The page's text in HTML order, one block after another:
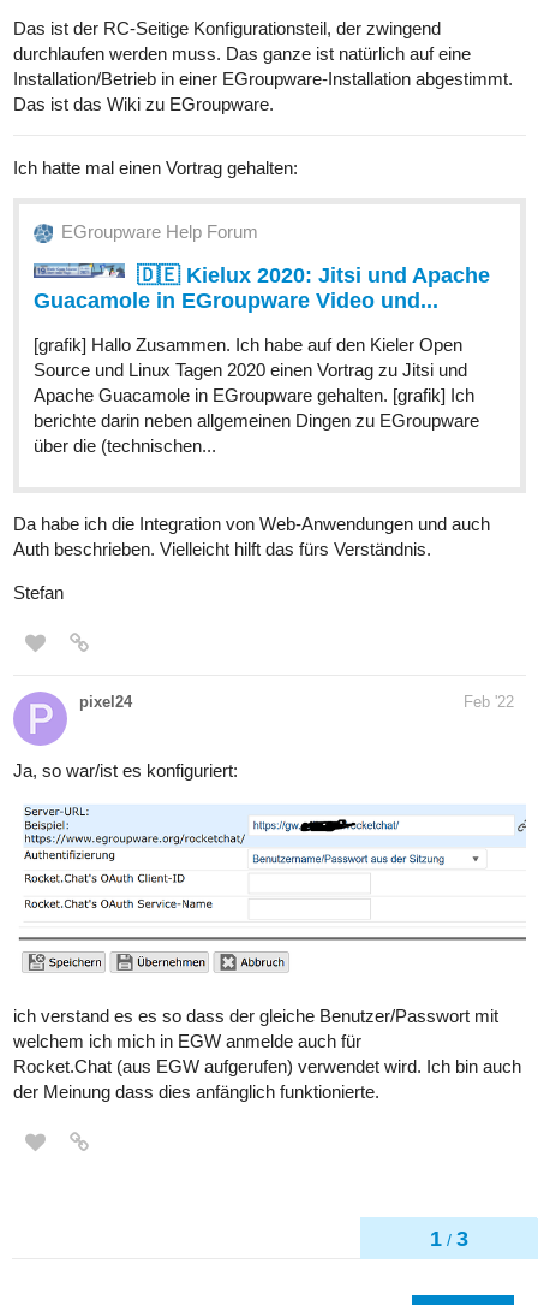
1 / 3
Das ist der RC-Seitige Konfigurationsteil, der zwingend
durchlaufen werden muss. Das ganze ist natürlich auf eine
Installation/Betrieb in einer EGroupware-Installation abgestimmt.
Das ist das Wiki zu EGroupware.
Ich hatte mal einen Vortrag gehalten:
EGroupware Help Forum
🇩🇪 Kielux 2020: Jitsi und Apache
Guacamole in EGroupware Video und...
[grafik] Hallo Zusammen. Ich habe auf den Kieler Open
Source und Linux Tagen 2020 einen Vortrag zu Jitsi und
Apache Guacamole in EGroupware gehalten. [grafik] Ich
berichte darin neben allgemeinen Dingen zu EGroupware
über die (technischen...
Da habe ich die Integration von Web-Anwendungen und auch
Auth beschrieben. Vielleicht hilft das fürs Verständnis.
Stefan
pixel24 Feb '22
Ja, so war/ist es konfiguriert:
ich verstand es es so dass der gleiche Benutzer/Passwort mit
welchem ich mich in EGW anmelde auch für
Rocket.Chat (aus EGW aufgerufen) verwendet wird. Ich bin auch
der Meinung dass dies anfänglich funktionierte.